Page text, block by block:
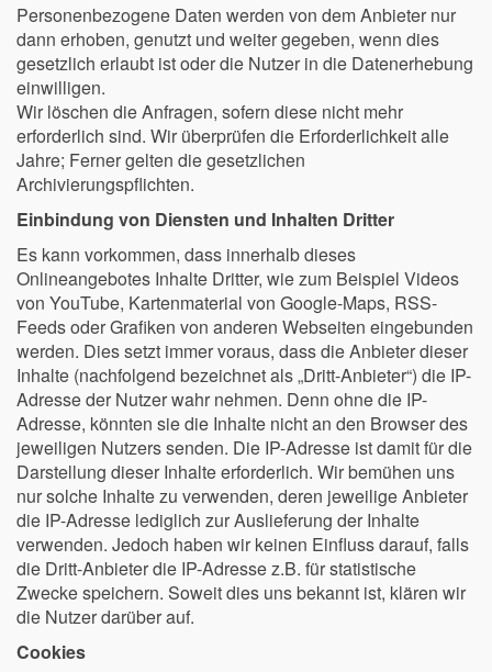
Personenbezogene Daten werden von dem Anbieter nur
dann erhoben, genutzt und weiter gegeben, wenn dies
gesetzlich erlaubt ist oder die Nutzer in die Datenerhebung
einwilligen.
Wir löschen die Anfragen, sofern diese nicht mehr
erforderlich sind. Wir überprüfen die Erforderlichkeit alle
Jahre; Ferner gelten die gesetzlichen
Archivierungspflichten.
Einbindung von Diensten und Inhalten Dritter
Es kann vorkommen, dass innerhalb dieses
Onlineangebotes Inhalte Dritter, wie zum Beispiel Videos
von YouTube, Kartenmaterial von Google-Maps, RSS-
Feeds oder Grafiken von anderen Webseiten eingebunden
werden. Dies setzt immer voraus, dass die Anbieter dieser
Inhalte (nachfolgend bezeichnet als „Dritt-Anbieter“) die IP-
Adresse der Nutzer wahr nehmen. Denn ohne die IP-
Adresse, könnten sie die Inhalte nicht an den Browser des
jeweiligen Nutzers senden. Die IP-Adresse ist damit für die
Darstellung dieser Inhalte erforderlich. Wir bemühen uns
nur solche Inhalte zu verwenden, deren jeweilige Anbieter
die IP-Adresse lediglich zur Auslieferung der Inhalte
verwenden. Jedoch haben wir keinen Einfluss darauf, falls
die Dritt-Anbieter die IP-Adresse z.B. für statistische
Zwecke speichern. Soweit dies uns bekannt ist, klären wir
die Nutzer darüber auf.
Cookies